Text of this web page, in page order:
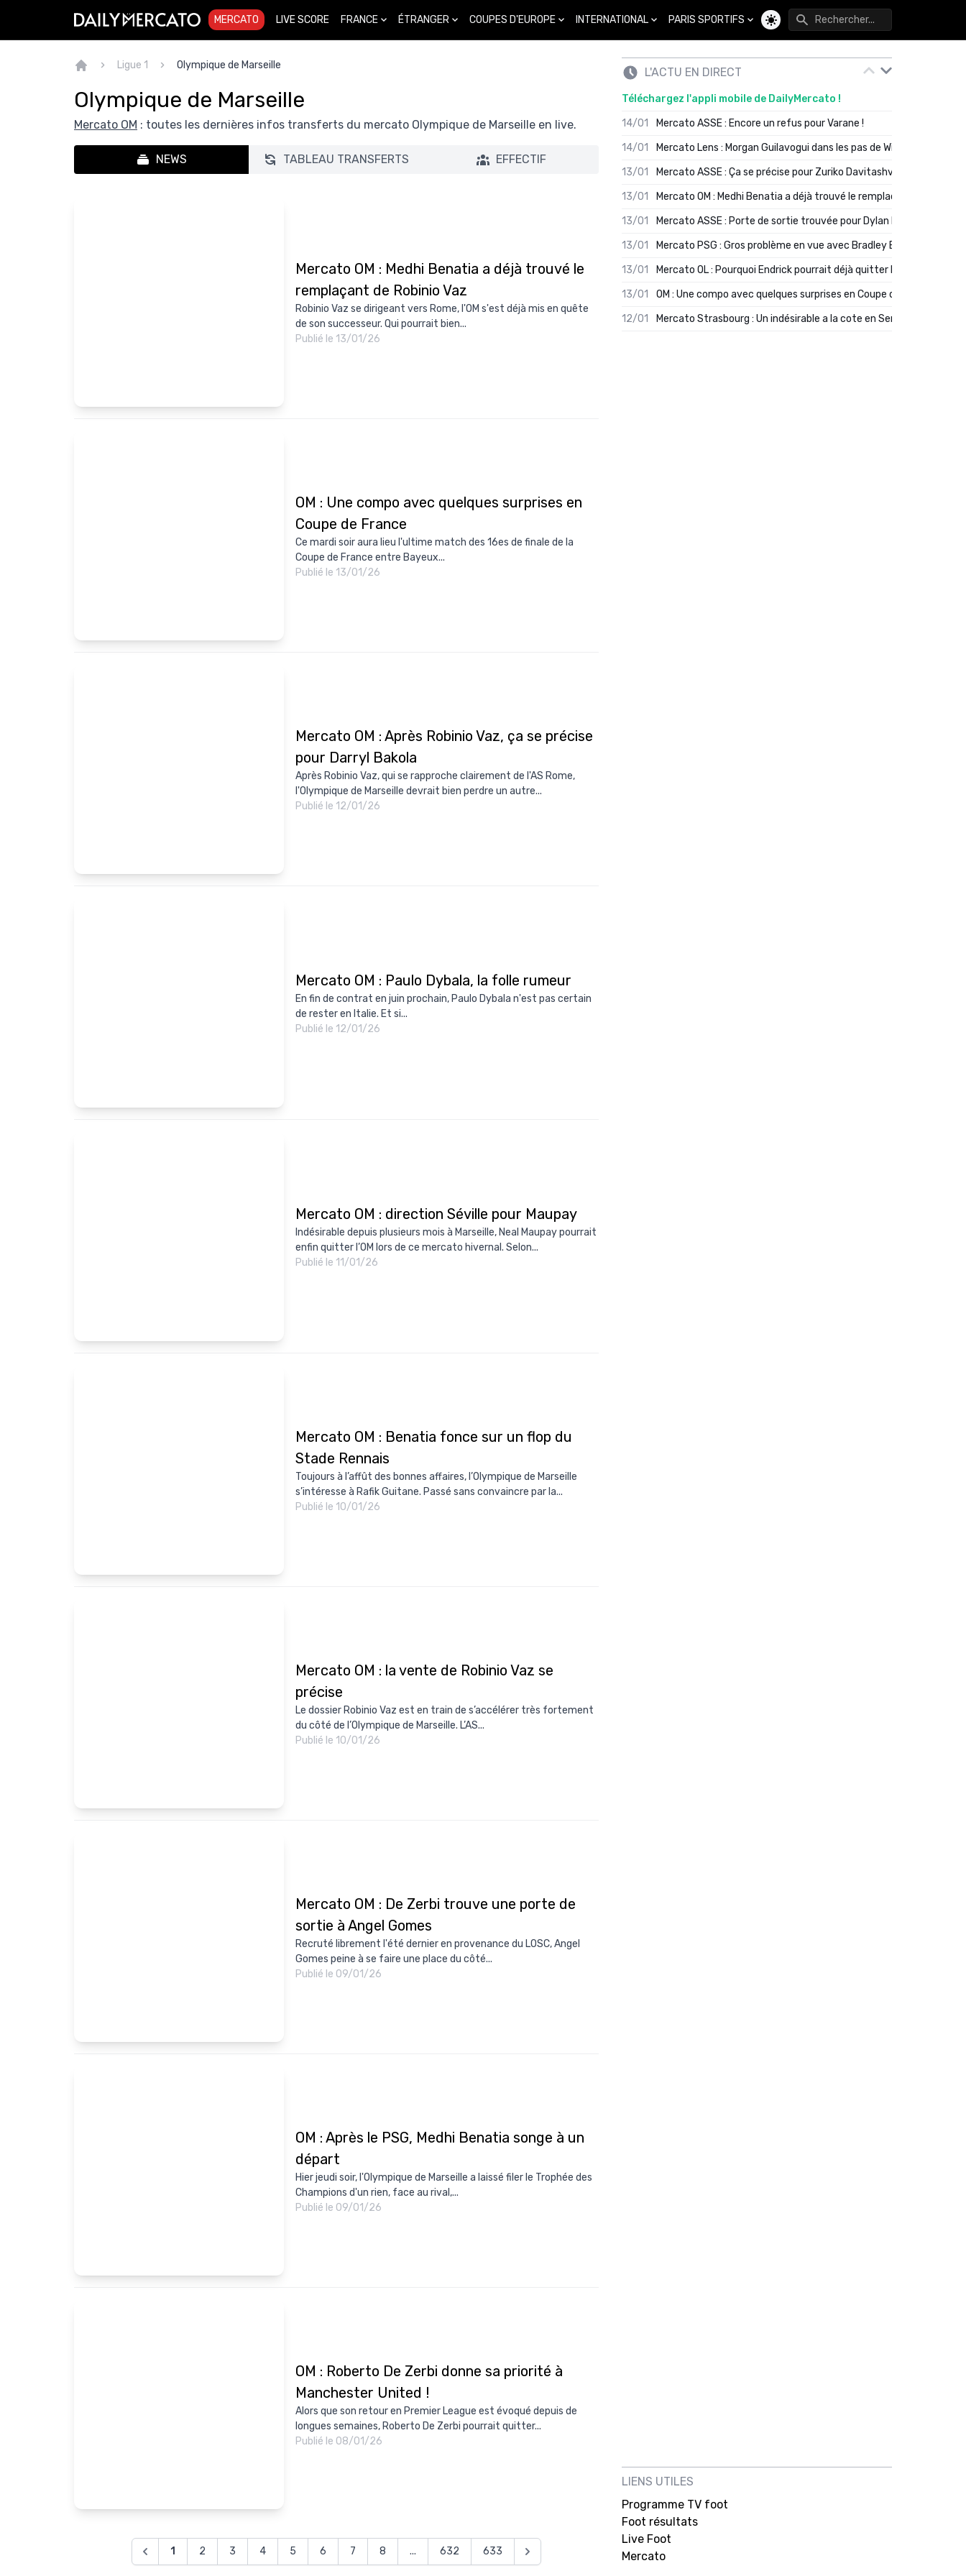
MERCATO LIVE SCORE FRANCE ÉTRANGER COUPES D'EUROPE INTERNATIONAL PARIS SPORTIFS
Changer de thème
Ligue 1 Olympique de Marseille
Olympique de Marseille
Mercato OM : toutes les dernières infos transferts du mercato Olympique de Marseille en live.
NEWS TABLEAU TRANSFERTS EFFECTIF
Mercato OM : Medhi Benatia a déjà trouvé le
remplaçant de Robinio Vaz
Robinio Vaz se dirigeant vers Rome, l'OM s'est déjà mis en quête
de son successeur. Qui pourrait bien...
Publié le 13/01/26
OM : Une compo avec quelques surprises en
Coupe de France
Ce mardi soir aura lieu l'ultime match des 16es de finale de la
Coupe de France entre Bayeux...
Publié le 13/01/26
Mercato OM : Après Robinio Vaz, ça se précise
pour Darryl Bakola
Après Robinio Vaz, qui se rapproche clairement de l'AS Rome,
l'Olympique de Marseille devrait bien perdre un autre...
Publié le 12/01/26
Mercato OM : Paulo Dybala, la folle rumeur
En fin de contrat en juin prochain, Paulo Dybala n'est pas certain
de rester en Italie. Et si...
Publié le 12/01/26
Mercato OM : direction Séville pour Maupay
Indésirable depuis plusieurs mois à Marseille, Neal Maupay pourrait
enfin quitter l’OM lors de ce mercato hivernal. Selon...
Publié le 11/01/26
Mercato OM : Benatia fonce sur un flop du
Stade Rennais
Toujours à l’affût des bonnes affaires, l’Olympique de Marseille
s’intéresse à Rafik Guitane. Passé sans convaincre par la...
Publié le 10/01/26
Mercato OM : la vente de Robinio Vaz se
précise
Le dossier Robinio Vaz est en train de s’accélérer très fortement
du côté de l’Olympique de Marseille. L’AS...
Publié le 10/01/26
Mercato OM : De Zerbi trouve une porte de
sortie à Angel Gomes
Recruté librement l'été dernier en provenance du LOSC, Angel
Gomes peine à se faire une place du côté...
Publié le 09/01/26
OM : Après le PSG, Medhi Benatia songe à un
départ
Hier jeudi soir, l'Olympique de Marseille a laissé filer le Trophée des
Champions d'un rien, face au rival,...
Publié le 09/01/26
OM : Roberto De Zerbi donne sa priorité à
Manchester United !
Alors que son retour en Premier League est évoqué depuis de
longues semaines, Roberto De Zerbi pourrait quitter...
Publié le 08/01/26
1 2 3 4 5 6 7 8 ... 632 633
L'ACTU EN DIRECT
Téléchargez l'appli mobile de DailyMercato !
14/01
Mercato ASSE : Encore un refus pour Varane !
14/01
Mercato Lens : Morgan Guilavogui dans les pas de Will Still ?
13/01
Mercato ASSE : Ça se précise pour Zuriko Davitashvili
13/01
Mercato OM : Medhi Benatia a déjà trouvé le remplaçant de Robinio
13/01
Mercato ASSE : Porte de sortie trouvée pour Dylan Batubinsika
13/01
Mercato PSG : Gros problème en vue avec Bradley Barcola ?
13/01
Mercato OL : Pourquoi Endrick pourrait déjà quitter Lyon en janvier
13/01
OM : Une compo avec quelques surprises en Coupe de France
12/01
Mercato Strasbourg : Un indésirable a la cote en Serie A
LIENS UTILES
Programme TV foot
Foot résultats
Live Foot
Mercato